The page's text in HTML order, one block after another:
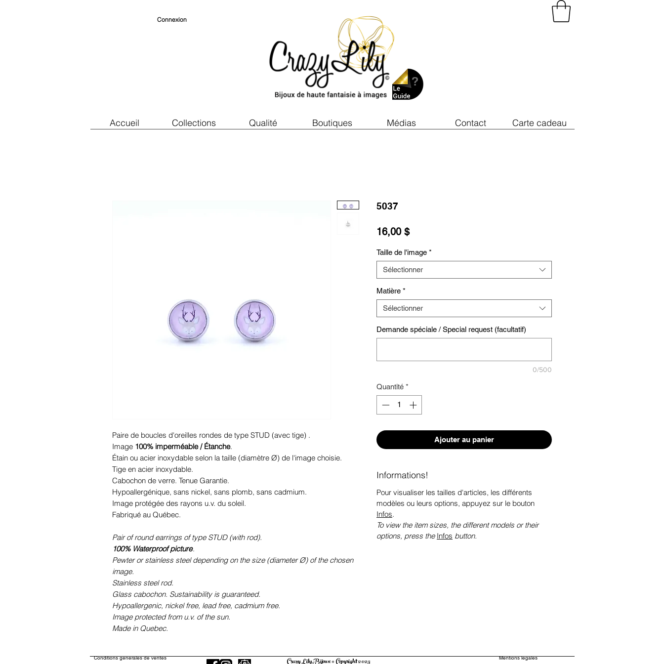
Accueil Collections Qualité Boutiques Médias Contact Carte cadeau
Connexion
Paire de boucles d'oreilles rondes de type STUD (avec tige) .
Image 100% imperméable / Étanche.
Étain ou acier inoxydable selon la taille (diamètre Ø) de l'image choisie.
Tige en acier inoxydable.
Cabochon de verre. Tenue Garantie.
Hypoallergénique, sans nickel, sans plomb, sans cadmium.
Image protégée des rayons u.v. du soleil.
Fabriqué au Québec.
Pair of round earrings of type STUD (with rod).
100% Waterproof picture.
Pewter or stainless steel depending on the size (diameter Ø) of the chosen
image.
Stainless steel rod.
Glass cabochon. Sustainability is guaranteed.
Hypoallergenic, nickel free, lead free, cadmium free.
Image protected from u.v. of the sun.
Made in Quebec.
5037
16,00 $Prix
Taille de l'image *
Sélectionner
Matière *
Sélectionner
Demande spéciale / Special request (facultatif)
0/500
Quantité *
Ajouter au panier
Informations!
Pour visualiser les tailles d'articles, les différents
modèles ou leurs options, appuyez sur le bouton
Infos.
To view the item sizes, the different models or their
options, press the Infos button.
Mentions légales
Conditions générales de ventes